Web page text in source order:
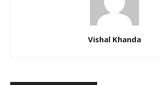
Vishal Khanda